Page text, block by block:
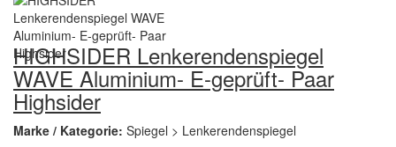
HIGHSIDER Lenkerendenspiegel
WAVE Aluminium- E-geprüft- Paar
Highsider
Marke / Kategorie: Spiegel > Lenkerendenspiegel